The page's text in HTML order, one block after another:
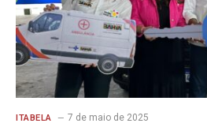
ITABELA 7 de maio de 2025